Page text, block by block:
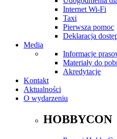
Internet Wi-Fi
Taxi
Pierwsza pomoc
Deklaracja
Media
Informacje
Materiały do
Akredytacje
Kontakt
Aktualności
O wydarzeniu
HOBBYCON